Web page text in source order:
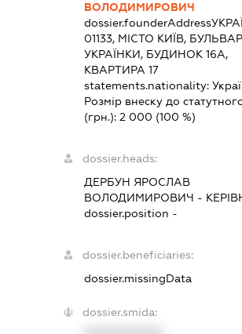
ВОЛОДИМИРОВИЧ
dossier.founderAddress
01133, МІСТО КИЇВ,
УКРАЇНКИ, БУДИНОК 16А,
КВАРТИРА 17
statements.nationality:
Розмір внеску до
(грн.):2 000 (100 %)
dossier.heads:
ДЕРБУН ЯРОСЛАВ
ВОЛОДИМИРОВИЧ -
dossier.position -
dossier.beneficiaries:
dossier.missingData
dossier.smida: